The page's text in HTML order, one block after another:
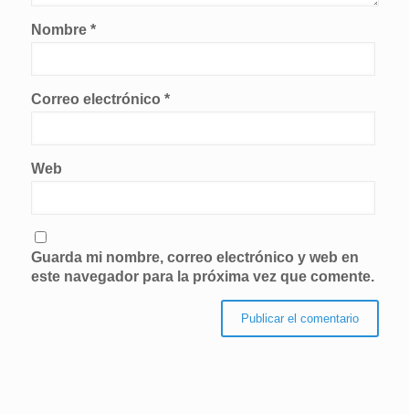
Nombre *
Correo electrónico *
Web
Guarda mi nombre, correo electrónico y web en
este navegador para la próxima vez que comente.